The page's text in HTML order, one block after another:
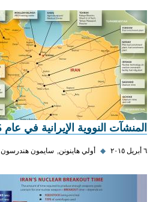
المنشآت النووية الإيرانية في عام 2015
٦ أبريل ٢٠١٥ ◆ أولي هاينونن سايمون هندرسون